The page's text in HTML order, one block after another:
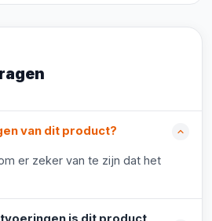
van dit product?
er zeker van te zijn dat het